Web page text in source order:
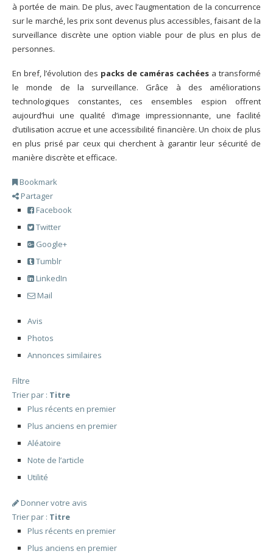
à portée de main. De plus, avec l’augmentation de la concurrence
sur le marché, les prix sont devenus plus accessibles, faisant de la
surveillance discrète une option viable pour de plus en plus de
personnes.
En bref, l’évolution des packs de caméras cachées a transformé
le monde de la surveillance. Grâce à des améliorations
technologiques constantes, ces ensembles espion offrent
aujourd’hui une qualité d’image impressionnante, une facilité
d’utilisation accrue et une accessibilité financière. Un choix de plus
en plus prisé par ceux qui cherchent à garantir leur sécurité de
manière discrète et efficace.
Bookmark
Partager
Facebook
Twitter
Google+
Tumblr
LinkedIn
Mail
Avis
Photos
Annonces similaires
Filtre
Trier par : Titre
Plus récents en premier
Plus anciens en premier
Aléatoire
Note de l’article
Utilité
Donner votre avis
Trier par : Titre
Plus récents en premier
Plus anciens en premier